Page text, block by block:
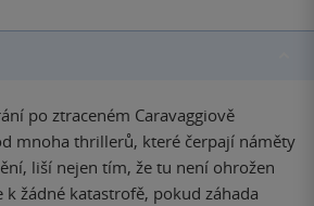
po ztraceném Caravaggiově
mnoha thrillerů, které čerpají náměty
liší nejen tím, že tu není ohrožen
k žádné katastrofě, pokud záhada